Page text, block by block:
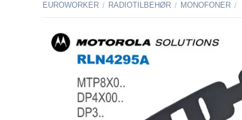
EUROWORKER / RADIOTILBEHØR / MONOFONER /